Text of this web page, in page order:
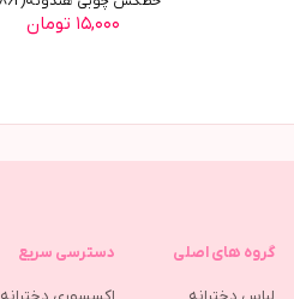
۱۵,۰۰۰ تومان
گروه های اصلی دسترسی سریع